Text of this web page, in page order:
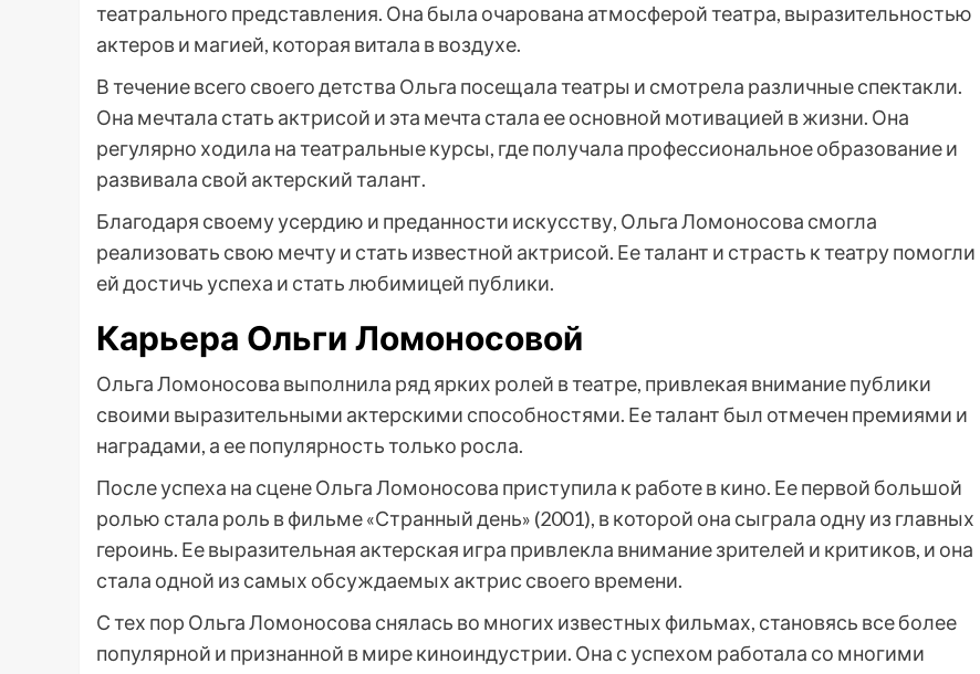
театрального представления. Она была очарована атмосферой театра, выразительностью
актеров и магией, которая витала в воздухе.
В течение всего своего детства Ольга посещала театры и смотрела различные спектакли.
Она мечтала стать актрисой и эта мечта стала ее основной мотивацией в жизни. Она
регулярно ходила на театральные курсы, где получала профессиональное образование и
развивала свой актерский талант.
Благодаря своему усердию и преданности искусству, Ольга Ломоносова смогла
реализовать свою мечту и стать известной актрисой. Ее талант и страсть к театру помогли
ей достичь успеха и стать любимицей публики.
Карьера Ольги Ломоносовой
Ольга Ломоносова выполнила ряд ярких ролей в театре, привлекая внимание публики
своими выразительными актерскими способностями. Ее талант был отмечен премиями и
наградами, а ее популярность только росла.
После успеха на сцене Ольга Ломоносова приступила к работе в кино. Ее первой большой
ролью стала роль в фильме «Странный день» (2001), в которой она сыграла одну из главных
героинь. Ее выразительная актерская игра привлекла внимание зрителей и критиков, и она
стала одной из самых обсуждаемых актрис своего времени.
С тех пор Ольга Ломоносова снялась во многих известных фильмах, становясь все более
популярной и признанной в мире киноиндустрии. Она с успехом работала со многими